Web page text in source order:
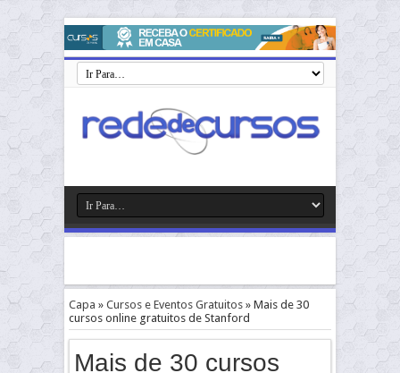
Capa » Cursos e Eventos Gratuitos » Mais de 30
cursos online gratuitos de Stanford
Mais de 30 cursos